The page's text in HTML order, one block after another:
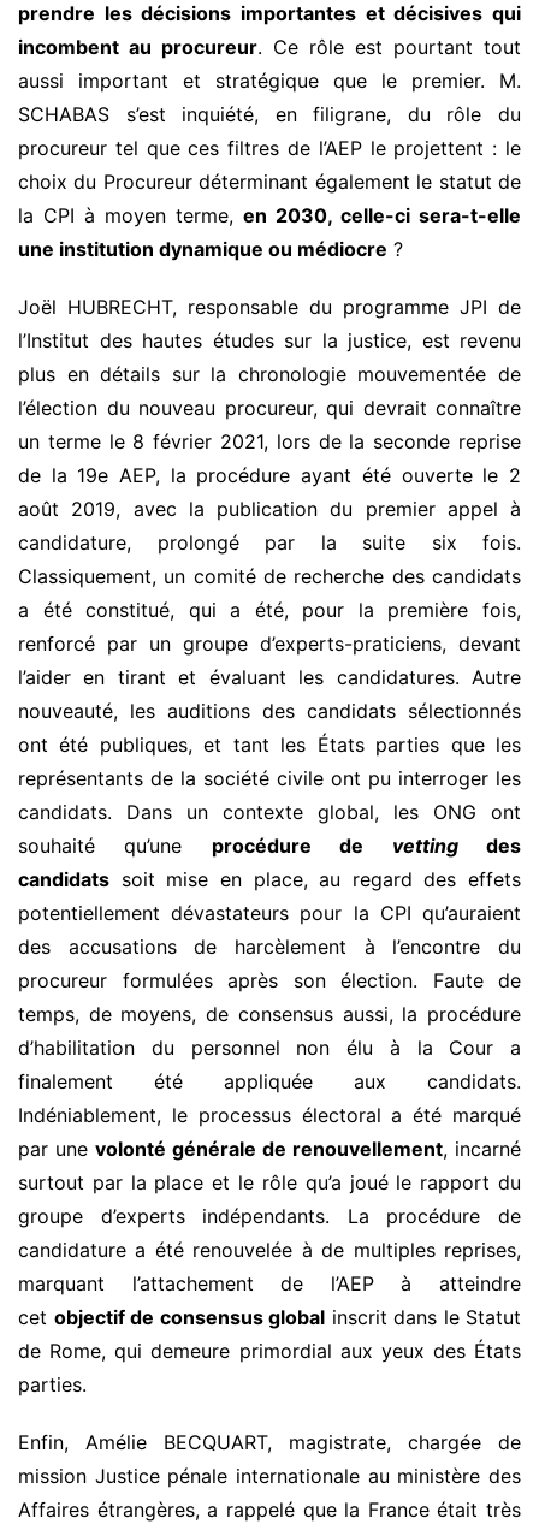
prendre les décisions importantes et décisives qui
incombent au procureur. Ce rôle est pourtant tout
aussi important et stratégique que le premier. M.
SCHABAS s’est inquiété, en filigrane, du rôle du
procureur tel que ces filtres de l’AEP le projettent : le
choix du Procureur déterminant également le statut de
la CPI à moyen terme, en 2030, celle-ci sera-t-elle
une institution dynamique ou médiocre ?
Joël HUBRECHT, responsable du programme JPI de
l’Institut des hautes études sur la justice, est revenu
plus en détails sur la chronologie mouvementée de
l’élection du nouveau procureur, qui devrait connaître
un terme le 8 février 2021, lors de la seconde reprise
de la 19e AEP, la procédure ayant été ouverte le 2
août 2019, avec la publication du premier appel à
candidature, prolongé par la suite six fois.
Classiquement, un comité de recherche des candidats
a été constitué, qui a été, pour la première fois,
renforcé par un groupe d’experts-praticiens, devant
l’aider en tirant et évaluant les candidatures. Autre
nouveauté, les auditions des candidats sélectionnés
ont été publiques, et tant les États parties que les
représentants de la société civile ont pu interroger les
candidats. Dans un contexte global, les ONG ont
souhaité qu’une procédure de vettingdes
candidats soit mise en place, au regard des effets
potentiellement dévastateurs pour la CPI qu’auraient
des accusations de harcèlement à l’encontre du
procureur formulées après son élection. Faute de
temps, de moyens, de consensus aussi, la procédure
d’habilitation du personnel non élu à la Cour a
finalement été appliquée aux candidats.
Indéniablement, le processus électoral a été marqué
par une volonté générale de renouvellement, incarné
surtout par la place et le rôle qu’a joué le rapport du
groupe d’experts indépendants. La procédure de
candidature a été renouvelée à de multiples reprises,
marquant l’attachement de l’AEP à atteindre
cet objectif de consensus global inscrit dans le Statut
de Rome, qui demeure primordial aux yeux des États
parties.
Enfin, Amélie BECQUART, magistrate, chargée de
mission Justice pénale internationale au ministère des
Affaires étrangères, a rappelé que la France était très